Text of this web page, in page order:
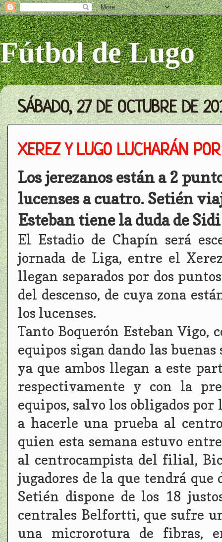
Fútbol de Lugo
SÁBADO, 27 DE OCTUBRE DE
XEREZ Y LUGO LUCHARÁN
Los jerezanos están a 2
lucenses a cuatro. Setién
Esteban tiene la duda de
El Estadio de Chapín será
jornada de Liga, entre el
llegan separados por dos
del descenso, de cuya zona
los lucenses.
Tanto Boquerón Esteban Vigo,
equipos sigan dando las
ya que ambos llegan a este
respectivamente y con la
equipos, salvo los obligados
a hacerle una prueba al
quien esta semana estuvo
al centrocampista del filial,
jugadores de la que tendrá
Setién dispone de los 18
centrales Belfortti, que sufre
una microrotura de fibras,